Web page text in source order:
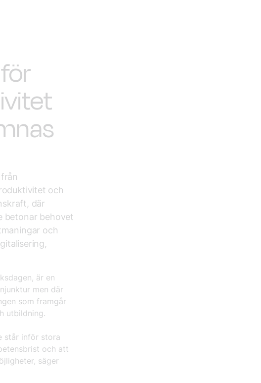
och
där
betonar behovet
och
är en
men där
som framgår
utbildning.
står inför stora
och att
säger